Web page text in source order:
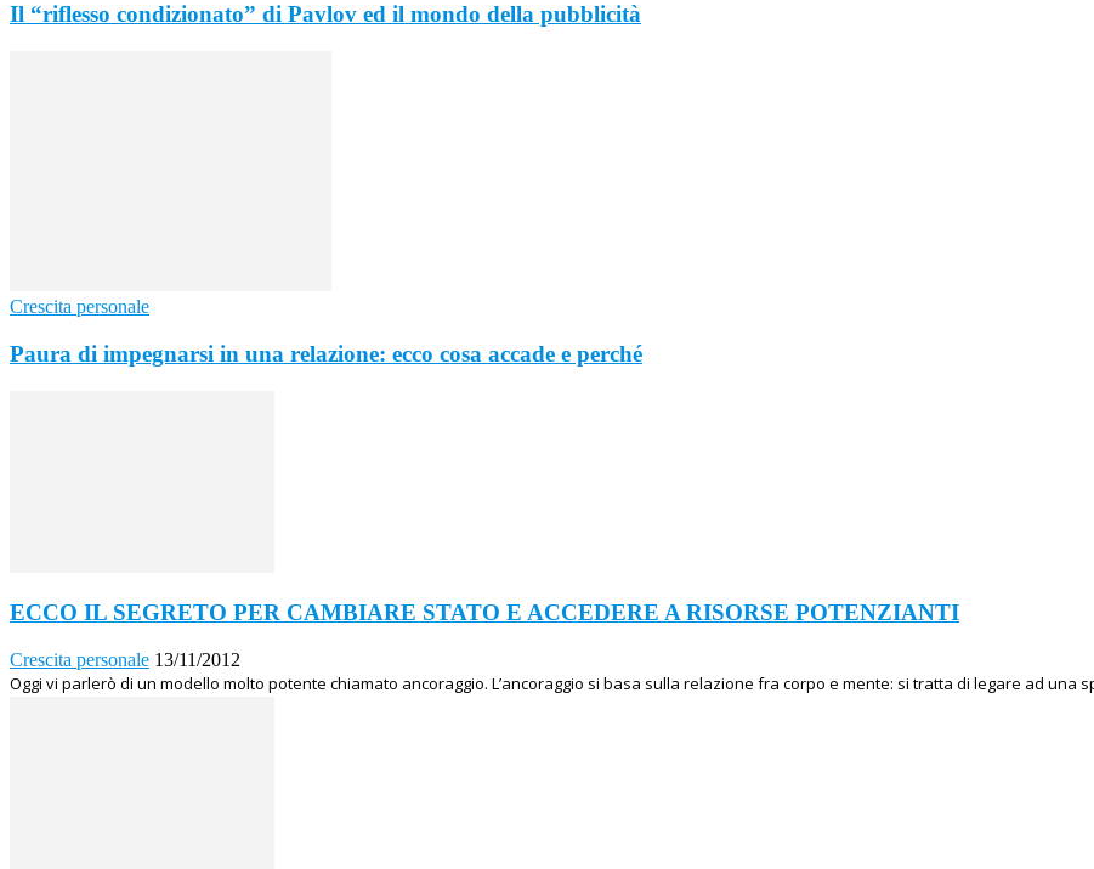
Il “riflesso condizionato” di Pavlov ed il mondo della pubblicità
Crescita personale
Paura di impegnarsi in una relazione: ecco cosa accade e perché
ECCO IL SEGRETO PER CAMBIARE STATO E ACCEDERE A RISORSE POTENZIANTI
Crescita personale 13/11/2012
Oggi vi parlerò di un modello molto potente chiamato ancoraggio. L’ancoraggio si basa sulla relazione fra corpo e mente: si tratta di legare ad una